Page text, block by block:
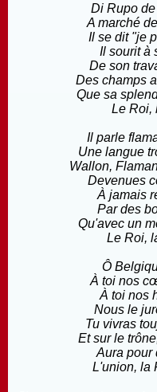
Di Rupo
A marché
Il se dit "je
Il sourit à
De son
Des champs
Que sa
Le Roi,
Il parle
Une langue
Wallon,
Devenues
À jamais
Par des
Qu'avec un
Le Roi,
Ô
À toi nos
À toi nos
Nous le
Tu vivras
Et sur le
Aura pour
L'union, la